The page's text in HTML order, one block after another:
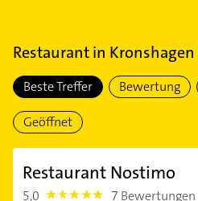
Restaurantin Kronshagen
Beste Treffer Bewertung
Geöffnet
Restaurant Nostimo
5,0 5.0 7 Bewertungen